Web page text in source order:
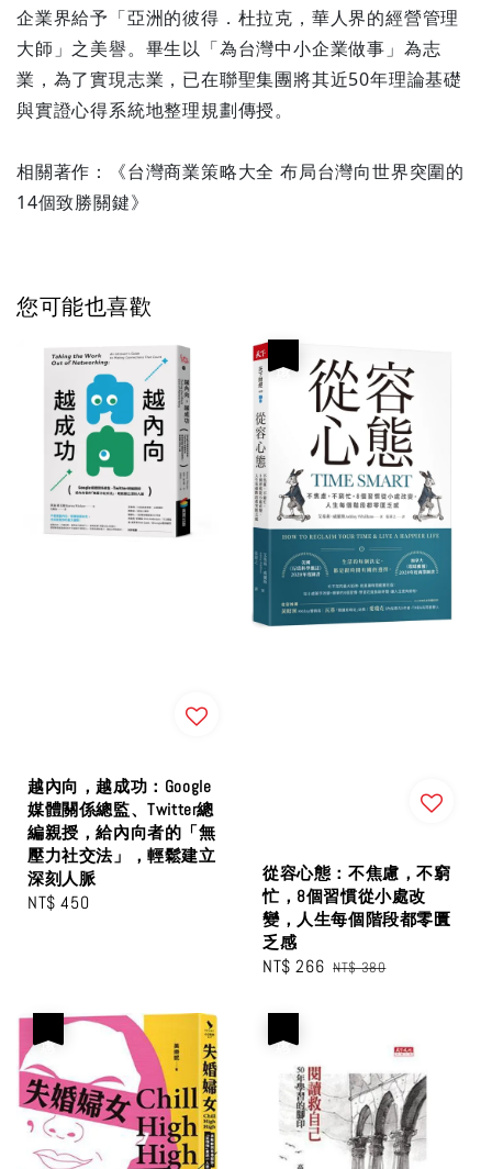
企業界給予「亞洲的彼得．杜拉克，華人界的經營管理
大師」之美譽。畢生以「為台灣中小企業做事」為志
業，為了實現志業，已在聯聖集團將其近50年理論基礎
與實證心得系統地整理規劃傳授。
相關著作：《台灣商業策略大全 布局台灣向世界突圍的
14個致勝關鍵》
您可能也喜歡
越內向，越成功：Google
媒體關係總監、Twitter總
編親授，給內向者的「無
壓力社交法」，輕鬆建立
深刻人脈
Regular
NT$ 450
從容心態：不焦慮，不窮
忙，8個習慣從小處改
變，人生每個階段都零匱
乏感
Sale
NT$ 266 Regular
NT$ 380